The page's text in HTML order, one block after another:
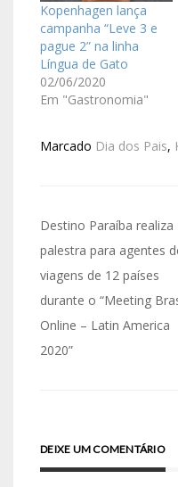
Kopenhagen lança
campanha “Leve 3 e
pague 2” na linha
Língua de Gato
02/06/2020
Em "Gastronomia"
Marcado Dia dos Pais,
Destino Paraíba realiza
palestra para agentes
viagens de 12 países
durante o “Meeting
Online – Latin America
2020”
DEIXE UM COMENTÁRIO